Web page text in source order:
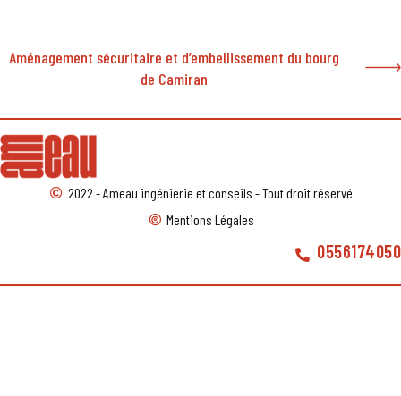
Aménagement sécuritaire et d’embellissement du bourg
de Camiran
2022 - Ameau ingénierie et conseils - Tout droit réservé
Mentions Légales
0556174050